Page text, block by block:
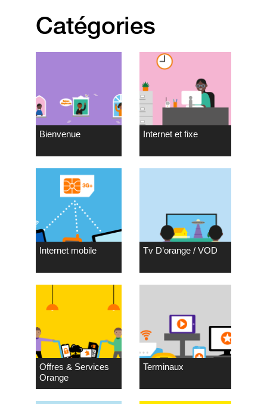
Catégories
Bienvenue Internet et fixe
Internet mobile Tv D’orange / VOD
Offres & Services
Orange
Terminaux